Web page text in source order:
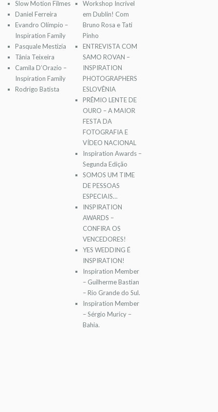
Slow Motion Filmes
Daniel Ferreira
Evandro Olímpio –
Inspiration Family
Pasquale Mestizia
Tânia Teixeira
Camila D’Orazio –
Inspiration Family
Rodrigo Batista
Workshop Incrível
em Dublin! Com
Bruno Rosa e Tati
Pinho
ENTREVISTA COM
SAMO ROVAN –
INSPIRATION
PHOTOGRAPHERS
ESLOVÊNIA
PRÊMIO LENTE DE
OURO – A MAIOR
FESTA DA
FOTOGRAFIA E
VÍDEO NACIONAL
Inspiration Awards –
Segunda Edição
SOMOS UM TIME
DE PESSOAS
ESPECIAIS…
INSPIRATION
AWARDS –
CONFIRA OS
VENCEDORES!
YES WEDDING É
INSPIRATION!
Inspiration Member
– Guilherme Bastian
– Rio Grande do Sul.
Inspiration Member
– Sérgio Muricy –
Bahia.